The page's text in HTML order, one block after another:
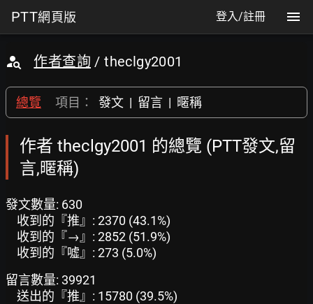
PTT網頁版 登入/註冊
作者查詢 / theclgy2001
總覽 項目： 發文 | 留言 | 暱稱
作者 theclgy2001 的總覽 (PTT發文,留
言,暱稱)
發文數量: 630
收到的『推』: 2370 (43.1%)
收到的『→』: 2852 (51.9%)
收到的『噓』: 273 (5.0%)
留言數量: 39921
送出的『推』: 15780 (39.5%)